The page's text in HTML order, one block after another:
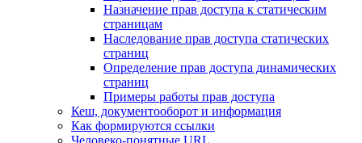
Назначение прав доступа к статическим
страницам
Наследование прав доступа статических
страниц
Определение прав доступа динамических
страниц
Примеры работы прав доступа
Кеш, документооборот и информация
Как формируются ссылки
Человеко-понятные URL